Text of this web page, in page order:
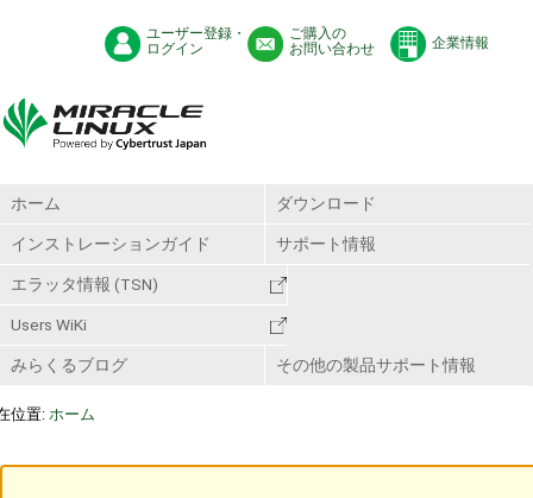
ユーザー登録・
ログイン
ご購入の
お問い合わせ
企業情報
ホーム ダウンロード
インストレーションガイド サポート情報
エラッタ情報 (TSN)
Users WiKi
みらくるブログ その他の製品サポート情報
位置: ホーム